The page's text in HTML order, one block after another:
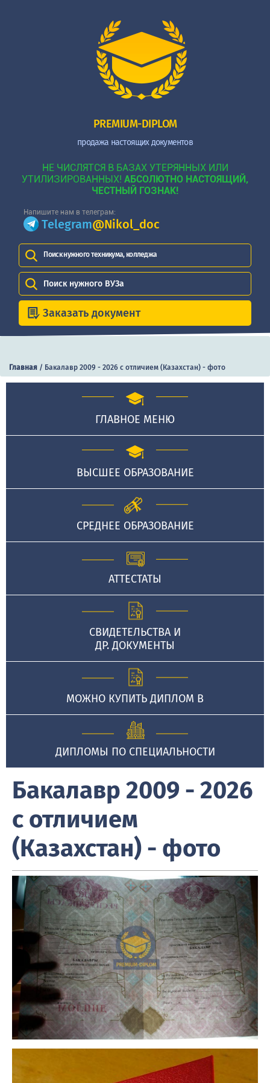
PREMIUM-DIPLOM
продажа настоящих документов
НЕ ЧИСЛЯТСЯ В БАЗАХ УТЕРЯННЫХ ИЛИ
УТИЛИЗИРОВАННЫХ! АБСОЛЮТНО НАСТОЯЩИЙ,
ЧЕСТНЫЙ ГОЗНАК!
Напишите нам в телеграм:
Telegram@Nikol_doc
Поиск нужного техникума, колледжа
Поиск нужного ВУЗа
Заказать документ
Главная / Бакалавр 2009 - 2026 с отличием (Казахстан) - фото
ГЛАВНОЕ МЕНЮ
ВЫСШЕЕ ОБРАЗОВАНИЕ
СРЕДНЕЕ ОБРАЗОВАНИЕ
АТТЕСТАТЫ
СВИДЕТЕЛЬСТВА И
ДР. ДОКУМЕНТЫ
МОЖНО КУПИТЬ ДИПЛОМ В
ДИПЛОМЫ ПО СПЕЦИАЛЬНОСТИ
Бакалавр 2009 - 2026
с отличием
(Казахстан) - фото